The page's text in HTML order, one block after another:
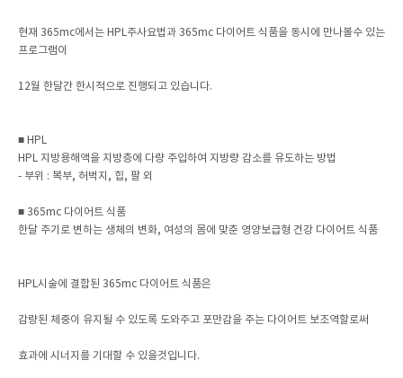
현재 365mc에서는 HPL주사요법과 365mc 다이어트 식품을 동시에 만나볼수 있는
프로그램이
12월 한달간 한시적으로 진행되고 있습니다.
■ HPL
HPL 지방용해액을 지방층에 다량 주입하여 지방량 감소를 유도하는 방법
- 부위 : 복부, 허벅지, 힙, 팔 외
■ 365mc 다이어트 식품
한달 주기로 변하는 생체의 변화, 여성의 몸에 맞춘 영양보급형 건강 다이어트 식품
HPL시술에 결합된 365mc 다이어트 식품은
감량된 체중이 유지될 수 있도록 도와주고 포만감을 주는 다이어트 보조역할로써
효과에 시너지를 기대할 수 있을것입니다.